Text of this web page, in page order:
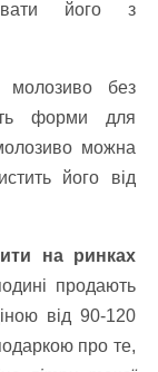
його з
без
форми для
можна
його від
на ринках
продають
від 90-120
про те,